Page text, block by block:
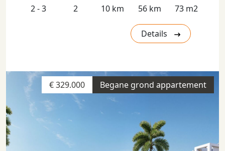
2 - 3 2 10 km 56 km 73 m2
Details
Begane grond appartement
€ 329.000